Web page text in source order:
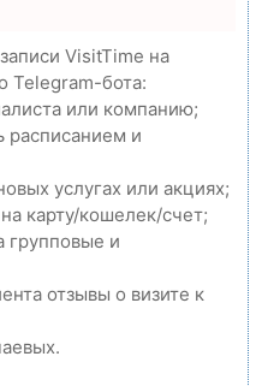
VisitTime на
Telegram-бота:
или компанию;
расписанием и
услугах или акциях;
карту/кошелек/счет;
групповые и
отзывы о визите к